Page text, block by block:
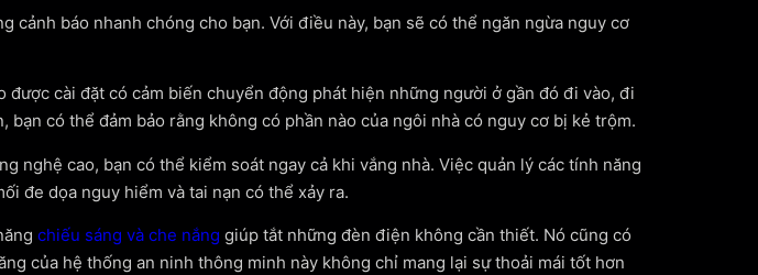
báo nhanh chóng cho bạn. Với điều này, bạn sẽ có thể ngăn ngừa nguy cơ
cài đặt có cảm biến chuyển động phát hiện những người ở gần đó đi vào, đi
có thể đảm bảo rằng không có phần nào của ngôi nhà có nguy cơ bị kẻ trộm.
nghệ cao, bạn có thể kiểm soát ngay cả khi vắng nhà. Việc quản lý các tính năng
đe dọa nguy hiểm và tai nạn có thể xảy ra.
chiếu sáng và che nắng giúp tắt những đèn điện không cần thiết. Nó cũng có
của hệ thống an ninh thông minh này không chỉ mang lại sự thoải mái tốt hơn